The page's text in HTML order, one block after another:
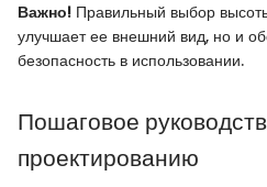
Важно! Правильный выбор
улучшает ее внешний вид, но и
безопасность в использовании.
Пошаговое
проектированию